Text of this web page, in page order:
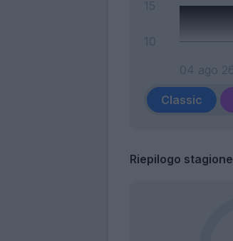
Classic
Riepilogo stagione